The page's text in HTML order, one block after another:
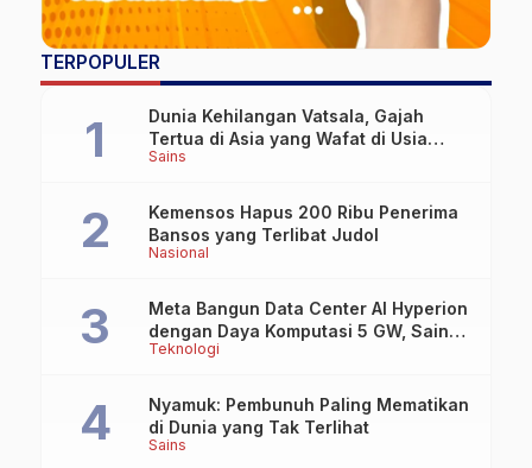
TERPOPULER
Sains
Dunia Kehilangan Vatsala, Gajah
Tertua di Asia yang Wafat di Usia
Lebih dari 100 Tahun
Nasional
Kemensos Hapus 200 Ribu Penerima
Bansos yang Terlibat Judol
Teknologi
Meta Bangun Data Center AI Hyperion
dengan Daya Komputasi 5 GW, Saingi
OpenAI dan Google
Sains
Nyamuk: Pembunuh Paling Mematikan
di Dunia yang Tak Terlihat